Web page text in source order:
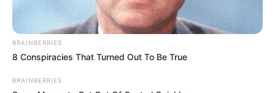
CAPTURAS
Capturan a alias ‘Laura’
BRAINBERRIES
8 Conspiracies That Turned Out To Be True
BRAINBERRIES